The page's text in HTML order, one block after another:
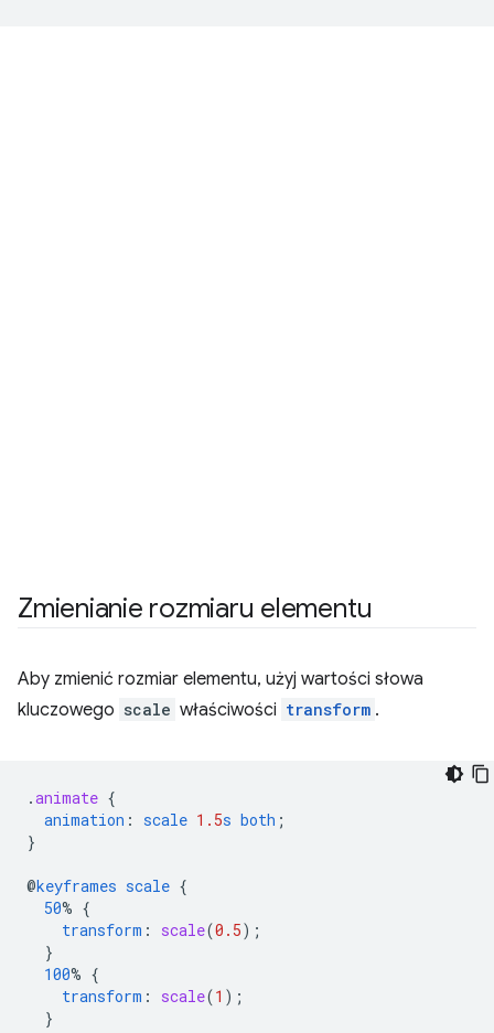
Zmienianie rozmiaru elementu
Aby zmienić rozmiar elementu, użyj wartości słowa
kluczowego scale właściwości transform .
.animate {
animation : scale 1.5s both ;
}
@keyframes scale {
50% {
transform : scale(0.5);
}
100% {
transform : scale(1 );
}